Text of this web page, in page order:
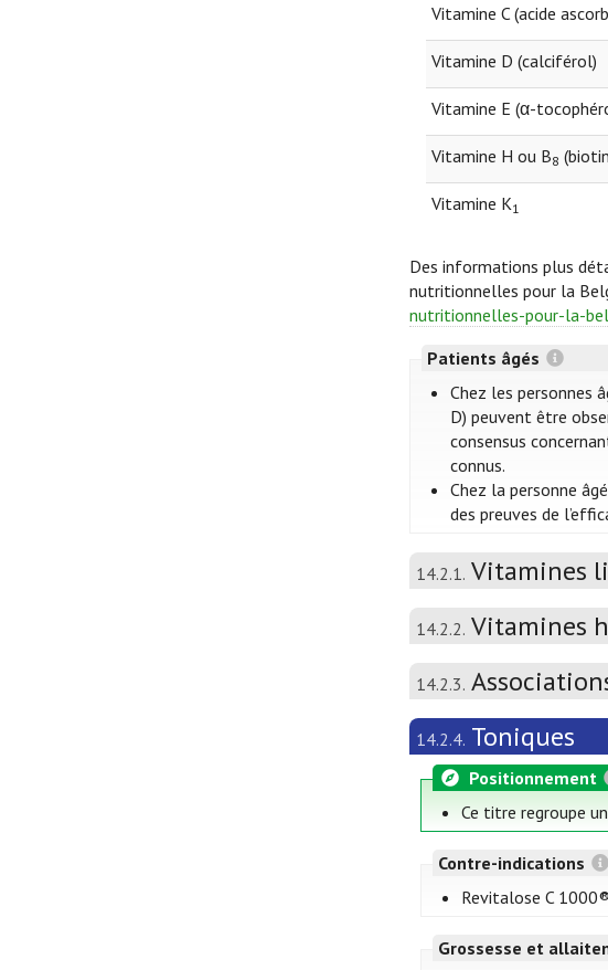
Vitamine C (acide
Vitamine D (calciférol)
Vitamine E (α-
Vitamine H ou B8
Vitamine K1
Des informations plus
nutritionnelles pour la
nutritionnelles-pour-la-
Patients âgés
Chez les personnes
D) peuvent être
consensus
connus.
Chez la personne
des preuves de
14.2.1. Vitamines
14.2.2. Vitamines
14.2.3.
14.2.4. Toniques
Positionnement
Ce titre regroupe
Contre-indications
Revitalose C
Grossesse et